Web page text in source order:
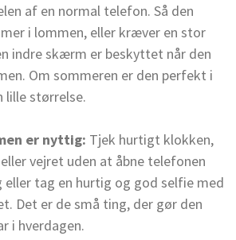
af en normal telefon. Så den
i lommen, eller kræver en stor
indre skærm er beskyttet når den
Om sommeren er den perfekt i
lille størrelse.
er nyttig: Tjek hurtigt klokken,
vejret uden at åbne telefonen
eller tag en hurtig og god selfie med
Det er de små ting, der gør den
i hverdagen.